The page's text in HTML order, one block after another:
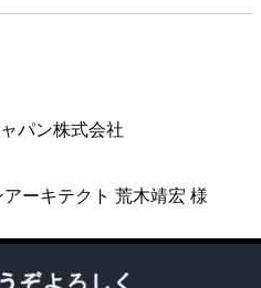
パン株式会社
ーキテクト 荒木靖宏 様